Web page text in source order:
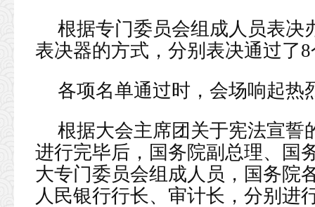
根据专门委员会组成人员表决
表决器的方式，分别表决通过了
各项名单通过时，会场响起热
根据大会主席团关于宪法宣誓
进行完毕后，国务院副总理、国
大专门委员会组成人员，国务院
人民银行行长、审计长，分别进